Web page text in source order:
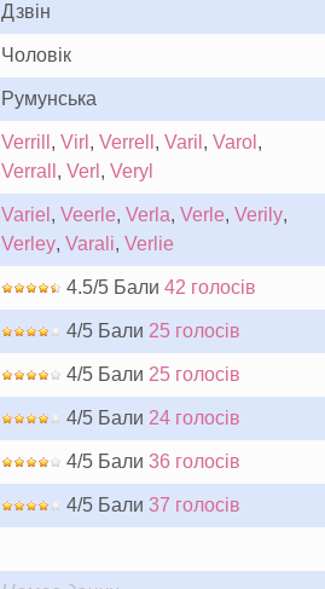
Дзвін
Чоловік
Румунська
Verrill , Virl , Verrell , Varil , Varol ,
Verrall , Verl , Veryl
Variel , Veerle, Verla, Verle, Verily,
Verley, Varali, Verlie
4.5/5 Бали 42 голосів
4/5 Бали 25 голосів
4/5 Бали 25 голосів
4/5 Бали 24 голосів
4/5 Бали 36 голосів
4/5 Бали 37 голосів